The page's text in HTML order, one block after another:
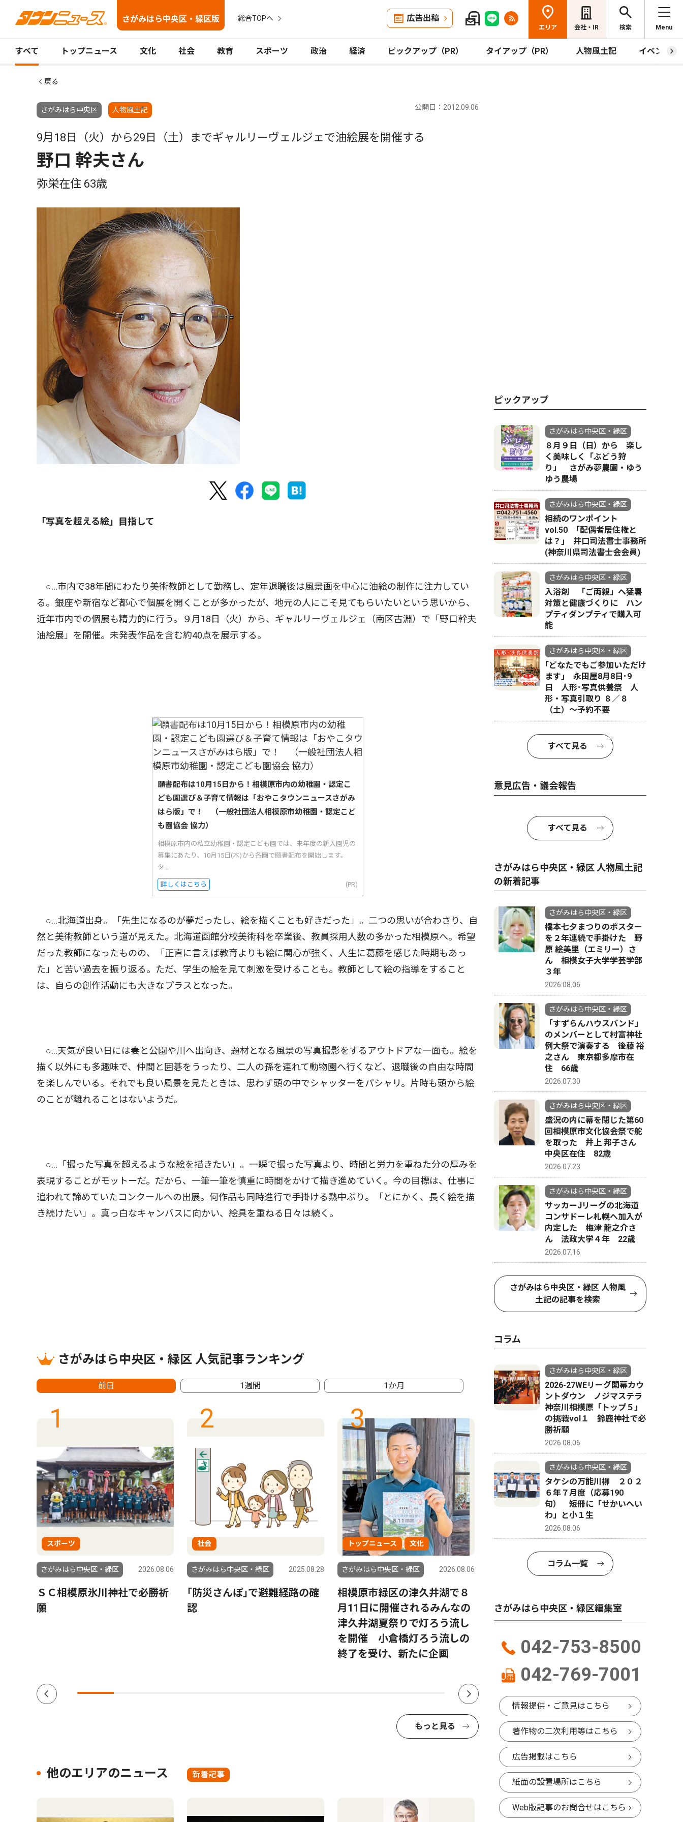
さがみはら中央区・緑区版 総合TOPへ 広告出稿
エリア 会社・IR 検索 Menu
すべて トップニュース 文化 社会 教育 スポーツ 政治 経済 ピックアップ（PR） タイアップ（PR） 人物風土記 イベント
戻る
さがみはら中央区 人物風土記 公開日：2012.09.06
9月18日（火）から29日（土）までギャルリーヴェルジェで油絵展を開催する
野口 幹夫さん
弥栄在住 63歳
「写真を超える絵」目指して
○…市内で38年間にわたり美術教師として勤務し、定年退職後は風景画を中心に油絵の制作に注力してい
る。銀座や新宿など都心で個展を開くことが多かったが、地元の人にこそ見てもらいたいという思いから、
近年市内での個展も精力的に行う。９月18日（火）から、ギャルリーヴェルジェ（南区古淵）で「野口幹夫
油絵展」を開催。未発表作品を含む約40点を展示する。
願書配布は10月15日から！相模原市内の幼稚園・認定こ
ども園選び＆子育て情報は「おやこタウンニュースさがみ
はら版」で！ （一般社団法人相模原市幼稚園・認定こど
も園協会 協力）
相模原市内の私立幼稚園・認定こども園では、来年度の新入園児の
募集にあたり、10月15日(木)から各園で願書配布を開始します。
タ...
詳しくはこちら (PR)
○…北海道出身。「先生になるのが夢だったし、絵を描くことも好きだった」。二つの思いが合わさり、自
然と美術教師という道が見えた。北海道函館分校美術科を卒業後、教員採用人数の多かった相模原へ。希望
だった教師になったものの、「正直に言えば教育よりも絵に関心が強く、人生に葛藤を感じた時期もあっ
た」と苦い過去を振り返る。ただ、学生の絵を見て刺激を受けることも。教師として絵の指導をすること
は、自らの創作活動にも大きなプラスとなった。
○…天気が良い日には妻と公園や川へ出向き、題材となる風景の写真撮影をするアウトドアな一面も。絵を
描く以外にも多趣味で、仲間と囲碁をうったり、二人の孫を連れて動物園へ行くなど、退職後の自由な時間
を楽しんでいる。それでも良い風景を見たときは、思わず頭の中でシャッターをパシャリ。片時も頭から絵
のことが離れることはないようだ。
○…「撮った写真を超えるような絵を描きたい」。一瞬で撮った写真より、時間と労力を重ねた分の厚みを
表現することがモットーだ。だから、一筆一筆を慎重に時間をかけて描き進めていく。今の目標は、仕事に
追われて諦めていたコンクールへの出展。何作品も同時進行で手掛ける熱中ぶり。「とにかく、長く絵を描
き続けたい」。真っ白なキャンバスに向かい、絵具を重ねる日々は続く。
さがみはら中央区・緑区 人気記事ランキング
前日 1週間 1か月
1
スポーツ
さがみはら中央区・緑区 2026.08.06
ＳＣ相模原氷川神社で必勝祈
願
2
社会
さがみはら中央区・緑区 2025.08.28
｢防災さんぽ｣で避難経路の確
認
3
トップニュース 文化
さがみはら中央区・緑区 2026.08.06
相模原市緑区の津久井湖で８
月11日に開催されるみんなの
津久井湖夏祭りで灯ろう流し
を開催 小倉橋灯ろう流しの
終了を受け、新たに企画
さがみはら中央区・緑区 2026.08.06
展 見上げる土偶？（期間
8/1〜8/30）
もっと見る
他のエリアのニュース 新着記事
ピックアップ
さがみはら中央区・緑区
８月９日（日）から 楽し
く美味しく「ぶどう狩
り」 さがみ夢農園・ゆう
ゆう農場
さがみはら中央区・緑区
相続のワンポイント
vol.50 ｢配偶者居住権と
は？｣ 井口司法書士事務所
(神奈川県司法書士会会員)
さがみはら中央区・緑区
入浴剤 「ご両親」へ猛暑
対策と健康づくりに ハン
プティダンプティで購入可
能
さがみはら中央区・緑区
｢どなたでもご参加いただけ
ます｣ 永田屋8月8日･9
日 人形･写真供養祭 人
形・写真引取り ８／８
（土）〜予約不要
すべて見る
意見広告・議会報告
すべて見る
さがみはら中央区・緑区 人物風土記
の新着記事
さがみはら中央区・緑区
橋本七夕まつりのポスター
を２年連続で手掛けた 野
原 絵美里（エミリー）さ
ん 相模女子大学学芸学部
３年
2026.08.06
さがみはら中央区・緑区
「すずらんハウスバンド」
のメンバーとして村富神社
例大祭で演奏する 後藤 裕
之さん 東京都多摩市在
住 66歳
2026.07.30
さがみはら中央区・緑区
盛況の内に幕を閉じた第60
回相模原市文化協会祭で舵
を取った 井上 邦子さん
中央区在住 82歳
2026.07.23
さがみはら中央区・緑区
サッカーJリーグの北海道
コンサドーレ札幌へ加入が
内定した 梅津 龍之介さ
ん 法政大学４年 22歳
2026.07.16
さがみはら中央区・緑区 人物風
土記の記事を検索
コラム
さがみはら中央区・緑区
2026-27WEリーグ開幕カウ
ントダウン ノジマステラ
神奈川相模原「トップ５」
の挑戦vol１ 鈴鹿神社で必
勝祈願
2026.08.06
さがみはら中央区・緑区
タケシの万能川柳 ２０２
６年７月度（応募190
句） 短冊に「せかいへい
わ」と小１生
2026.08.06
コラム一覧
さがみはら中央区・緑区編集室
042-753-8500
042-769-7001
情報提供・ご意見はこちら
著作物の二次利用等はこちら
広告掲載はこちら
紙面の設置場所はこちら
Web版記事のお問合せはこちら